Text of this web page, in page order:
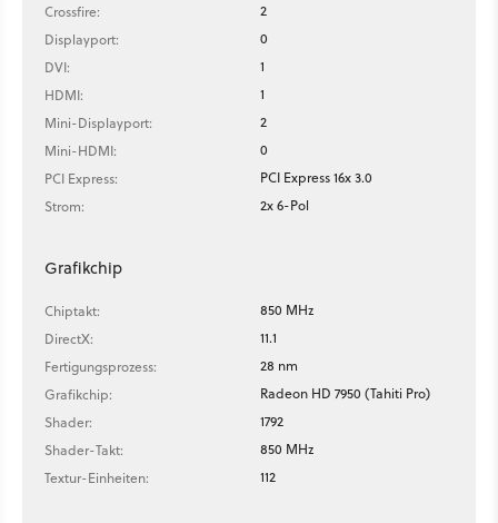
Crossfire:
2
Displayport:
0
DVI:
1
HDMI:
1
Mini-Displayport:
2
Mini-HDMI:
0
PCI Express:
PCI Express 16x 3.0
Strom:
2x 6-Pol
Grafikchip
Chiptakt:
850 MHz
DirectX:
11.1
Fertigungsprozess:
28 nm
Grafikchip:
Radeon HD 7950 (Tahiti Pro)
Shader:
1792
Shader-Takt:
850 MHz
Textur-Einheiten:
112